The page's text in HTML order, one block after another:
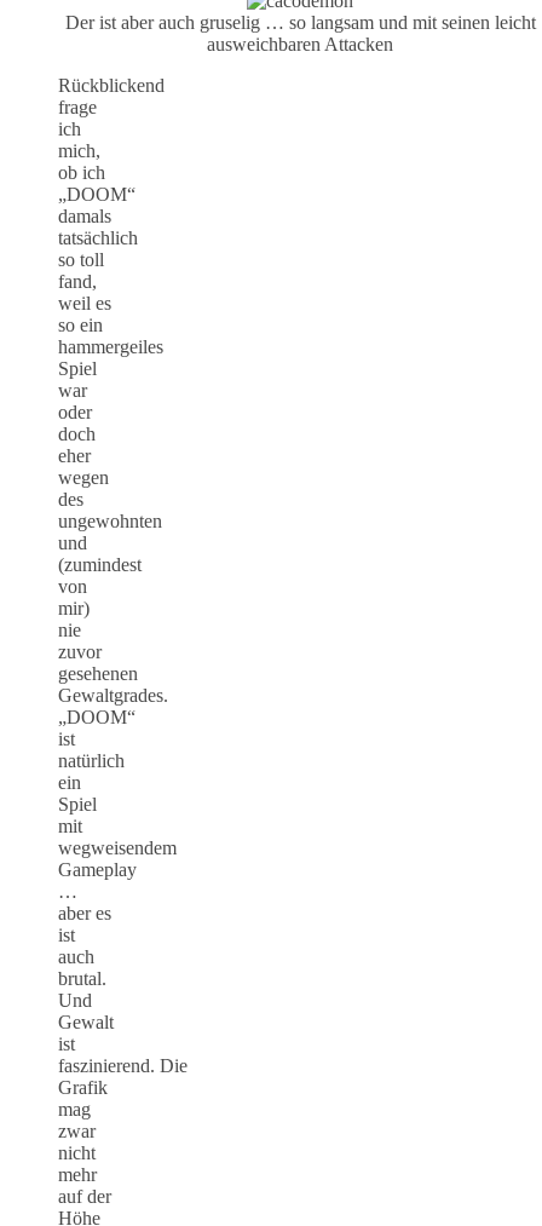
Der ist aber auch gruselig … so langsam und mit seinen leicht
ausweichbaren Attacken
Rückblickend
frage
ich
mich,
ob ich
„DOOM“
damals
tatsächlich
so toll
fand,
weil es
so ein
hammergeiles
Spiel
war
oder
doch
eher
wegen
des
ungewohnten
und
(zumindest
von
mir)
nie
zuvor
gesehenen
Gewaltgrades.
„DOOM“
ist
natürlich
ein
Spiel
mit
wegweisendem
Gameplay
…
aber es
ist
auch
brutal.
Und
Gewalt
ist
faszinierend. Die
Grafik
mag
zwar
nicht
mehr
auf der
Höhe